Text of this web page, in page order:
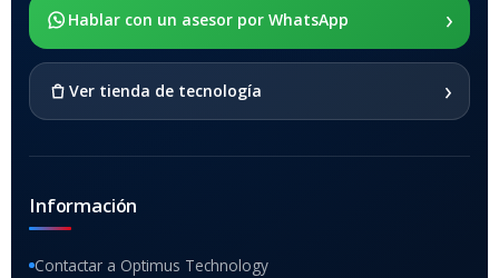
Hablar con un asesor por WhatsApp ›
Ver tienda de tecnología ›
Información
Contactar a Optimus Technology